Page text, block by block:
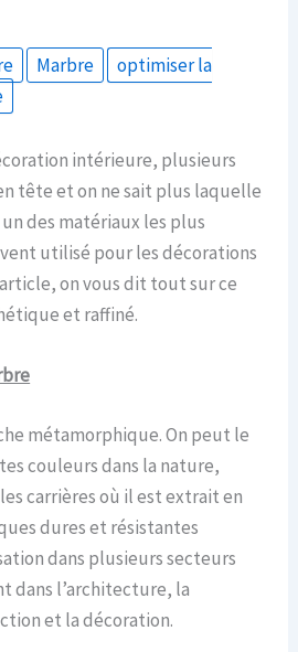
Marbre
optimiser la
intérieure, plusieurs
tête et on ne sait plus laquelle
des matériaux les plus
utilisé pour les décorations
on vous dit tout sur ce
et raffiné.
métamorphique. On peut le
couleurs dans la nature,
carrières où il est extrait en
dures et résistantes
dans plusieurs secteurs
dans l’architecture, la
et la décoration.